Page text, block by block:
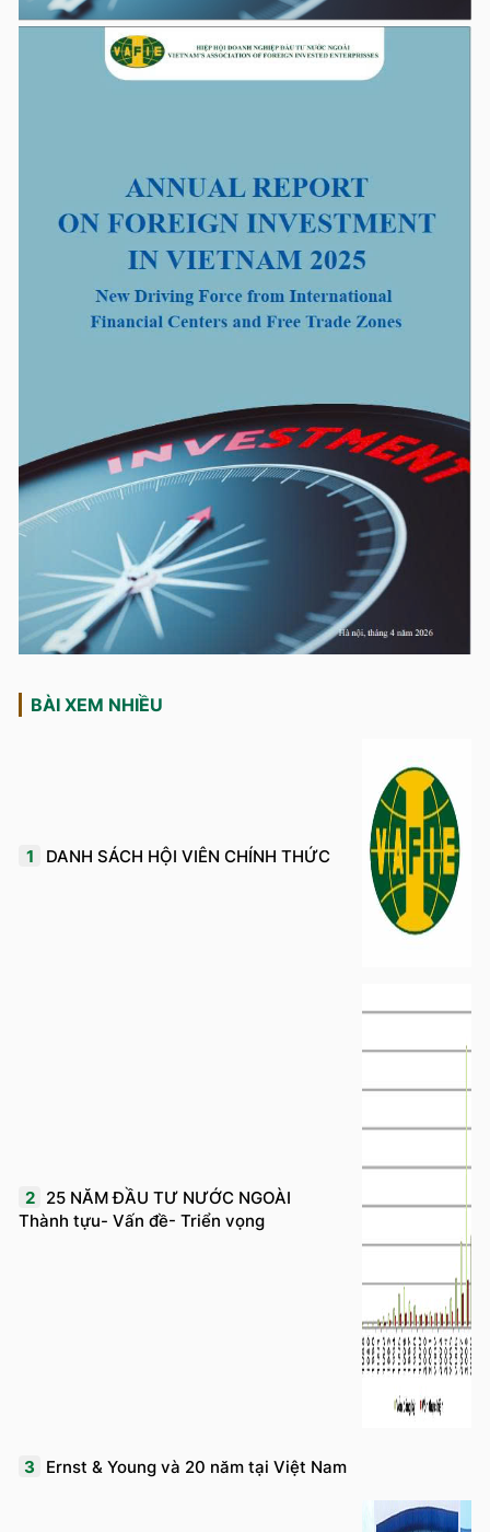
BÀI XEM NHIỀU
1 DANH SÁCH HỘI VIÊN CHÍNH THỨC
2
25 NĂM ĐẦU TƯ NƯỚC NGOÀI
Thành tựu- Vấn đề- Triển vọng
3 Ernst & Young và 20 năm tại Việt Nam